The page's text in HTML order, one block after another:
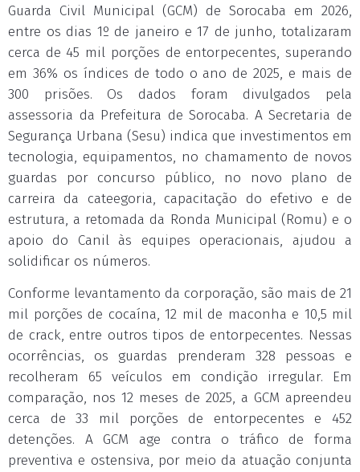
Guarda Civil Municipal (GCM) de Sorocaba em 2026,
entre os dias 1º de janeiro e 17 de junho, totalizaram
cerca de 45 mil porções de entorpecentes, superando
em 36% os índices de todo o ano de 2025, e mais de
300 prisões. Os dados foram divulgados pela
assessoria da Prefeitura de Sorocaba. A Secretaria de
Segurança Urbana (Sesu) indica que investimentos em
tecnologia, equipamentos, no chamamento de novos
guardas por concurso público, no novo plano de
carreira da cateegoria, capacitação do efetivo e de
estrutura, a retomada da Ronda Municipal (Romu) e o
apoio do Canil às equipes operacionais, ajudou a
solidificar os números.
Conforme levantamento da corporação, são mais de 21
mil porções de cocaína, 12 mil de maconha e 10,5 mil
de crack, entre outros tipos de entorpecentes. Nessas
ocorrências, os guardas prenderam 328 pessoas e
recolheram 65 veículos em condição irregular. Em
comparação, nos 12 meses de 2025, a GCM apreendeu
cerca de 33 mil porções de entorpecentes e 452
detenções. A GCM age contra o tráfico de forma
preventiva e ostensiva, por meio da atuação conjunta